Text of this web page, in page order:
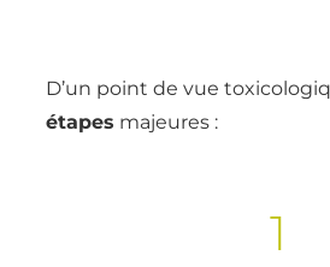
D’un point de vue
étapes majeures :
1